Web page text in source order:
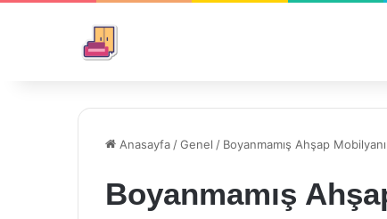
Anasayfa /Genel / Boyanmamış Ahşap
Boyanmamış